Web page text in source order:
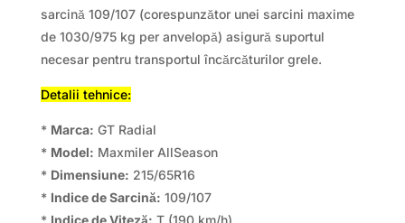
sarcină 109/107 (corespunzător unei sarcini maxime
de 1030/975 kg per anvelopă) asigură suportul
necesar pentru transportul încărcăturilor grele.
Detalii tehnice:
* Marca: GT Radial
* Model: Maxmiler AllSeason
* Dimensiune: 215/65R16
* Indice de Sarcină: 109/107
* Indice de Viteză: T (190 km/h)